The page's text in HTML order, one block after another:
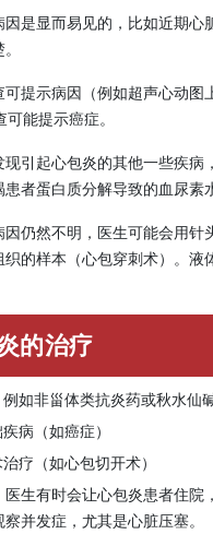
是显而易见的，比如近期心
可提示病因（例如超声心动图
能提示癌症。
现引起心包炎的其他一些疾病
患者蛋白质分解导致的血尿素
仍然不明，医生可能会用针
的样本（心包穿刺术）。液
的治疗
如非甾体类抗炎药或秋水仙
病（如癌症）
疗（如心包切开术）
生有时会让心包炎患者住院
并发症，尤其是心脏压塞。